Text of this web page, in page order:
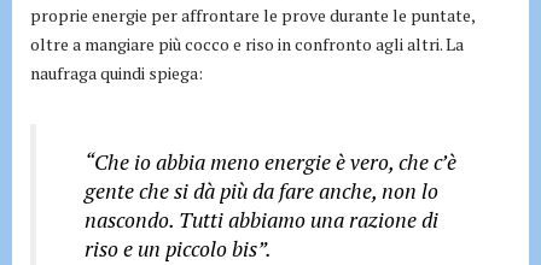
proprie energie per affrontare le prove durante le puntate,
oltre a mangiare più cocco e riso in confronto agli altri. La
naufraga quindi spiega:
“Che io abbia meno energie è vero, che c’è
gente che si dà più da fare anche, non lo
nascondo. Tutti abbiamo una razione di
riso e un piccolo bis”.